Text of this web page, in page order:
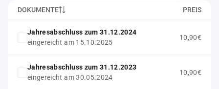
DOKUMENTE PREIS
Jahresabschluss zum 31.12.2024
eingereicht am 15.10.2025
10,90€
Jahresabschluss zum 31.12.2023
eingereicht am 30.05.2024
10,90€